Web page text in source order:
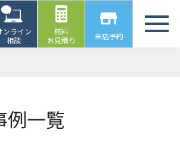
ンライン
相談
無料
お見積り
来店予約
例一覧